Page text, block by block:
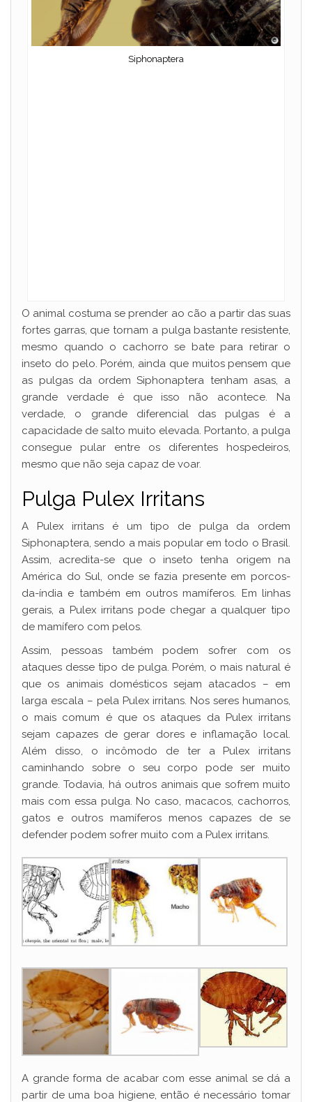
Siphonaptera
O animal costuma se prender ao cão a partir das suas
fortes garras, que tornam a pulga bastante resistente,
mesmo quando o cachorro se bate para retirar o
inseto do pelo. Porém, ainda que muitos pensem que
as pulgas da ordem Siphonaptera tenham asas, a
grande verdade é que isso não acontece. Na
verdade, o grande diferencial das pulgas é a
capacidade de salto muito elevada. Portanto, a pulga
consegue pular entre os diferentes hospedeiros,
mesmo que não seja capaz de voar.
Pulga Pulex Irritans
A Pulex irritans é um tipo de pulga da ordem
Siphonaptera, sendo a mais popular em todo o Brasil.
Assim, acredita-se que o inseto tenha origem na
América do Sul, onde se fazia presente em porcos-
da-índia e também em outros mamíferos. Em linhas
gerais, a Pulex irritans pode chegar a qualquer tipo
de mamífero com pelos.
Assim, pessoas também podem sofrer com os
ataques desse tipo de pulga. Porém, o mais natural é
que os animais domésticos sejam atacados – em
larga escala – pela Pulex irritans. Nos seres humanos,
o mais comum é que os ataques da Pulex irritans
sejam capazes de gerar dores e inflamação local.
Além disso, o incômodo de ter a Pulex irritans
caminhando sobre o seu corpo pode ser muito
grande. Todavia, há outros animais que sofrem muito
mais com essa pulga. No caso, macacos, cachorros,
gatos e outros mamíferos menos capazes de se
defender podem sofrer muito com a Pulex irritans.
A grande forma de acabar com esse animal se dá a
partir de uma boa higiene, então é necessário tomar